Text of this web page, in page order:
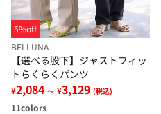
5%off
BELLUNA
【選べる股下】ジャストフィッ
トらくらくパンツ
¥2,084 ～ ¥3,129 (税込)
11colors